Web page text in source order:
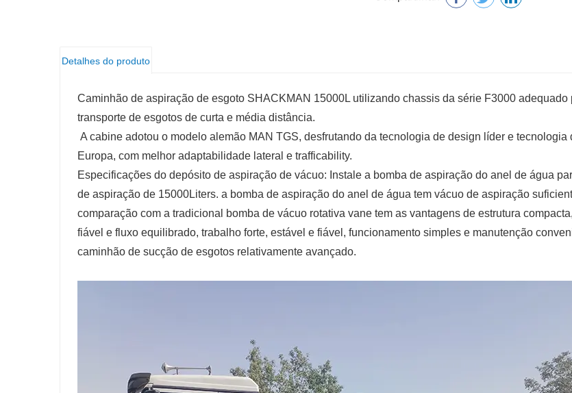
Detalhes do produto
Caminhão de aspiração de esgoto SHACKMAN 15000L utilizando chassis da série F3000 adequado
transporte de esgotos de curta e média distância.
A cabine adotou o modelo alemão MAN TGS, desfrutando da tecnologia de design líder e tecnologia
Europa, com melhor adaptabilidade lateral e trafficability.
Especificações do depósito de aspiração de vácuo: Instale a bomba de aspiração do anel de água
de aspiração de 15000Liters. a bomba de aspiração do anel de água tem vácuo de aspiração
comparação com a tradicional bomba de vácuo rotativa vane tem as vantagens de estrutura
fiável e fluxo equilibrado, trabalho forte, estável e fiável, funcionamento simples e manutenção
caminhão de sucção de esgotos relativamente avançado.